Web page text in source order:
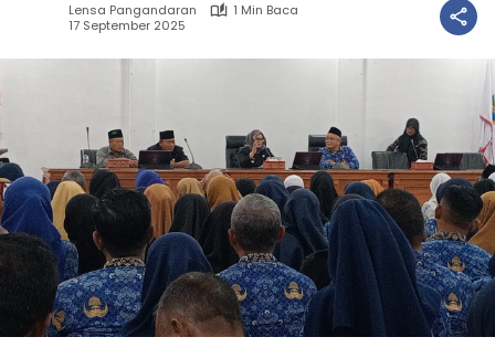
Lensa Pangandaran
1 Min Baca
17 September 2025